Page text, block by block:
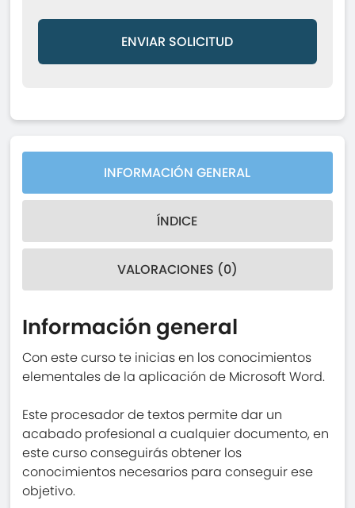
ENVIAR SOLICITUD
INFORMACIÓN GENERAL
ÍNDICE
VALORACIONES (0)
Información general
Con este curso te inicias en los conocimientos
elementales de la aplicación de Microsoft Word.
Este procesador de textos permite dar un
acabado profesional a cualquier documento, en
este curso conseguirás obtener los
conocimientos necesarios para conseguir ese
objetivo.